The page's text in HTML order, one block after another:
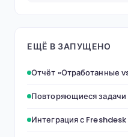
ЕЩЁ В ЗАПУЩЕНО
Отчёт «Отработанные
Повторяющиеся задачи
Интеграция с Freshdesk